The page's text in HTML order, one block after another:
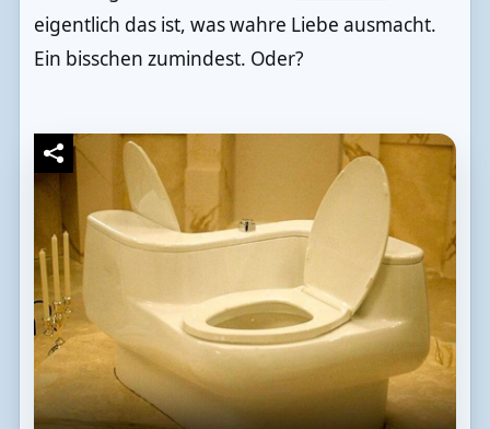
eigentlich das ist, was wahre Liebe ausmacht.
Ein bisschen zumindest. Oder?